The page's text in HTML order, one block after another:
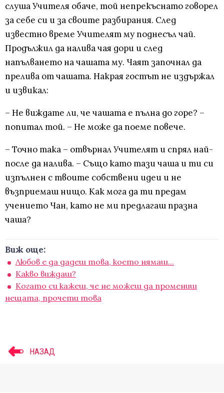
слуша Учителя обаче, той непрекъснато говорел
за себе си и за своите разбирания. След
известно време Учителят му поднесъл чай.
Продължил да налива чая дори и след
напълването на чашата му. Чаят започнал да
прелива от чашата. Накрая гостът не издържал
и извикал:
– Не виждате ли, че чашата е пълна до горе? –
попитал той. – Не може да поеме повече.
– Точно така – отвърнал Учителят и спрял най-
после да налива. – Също като тази чаша и ти си
изпълнен с твоите собствени идеи и не
възприемаш нищо. Как мога да ти предам
учението Чан, като не ми предлагаш празна
чаша?
Виж още:
Любов е да дадеш това, което нямаш...
Какво виждаш?
Когато си кажеш, че не можеш да промениш
нещата, прочети това
НАЗАД